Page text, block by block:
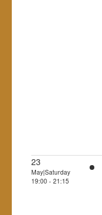
23
May|Saturday
19:00 - 21:15